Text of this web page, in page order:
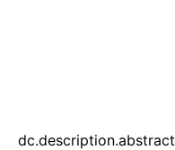
dc.description.abstract